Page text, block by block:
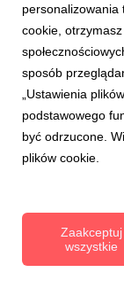
DLA MEDIÓW
Percepcja
zainicjował
personalizowania
cookie,
sposób
„Ustawienia
podstawowego
być odrzucone.
plików cookie.
Zaakceptuj
wszystkie